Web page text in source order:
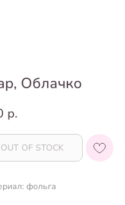
Облачко
р.
OUT OF STOCK
фольга